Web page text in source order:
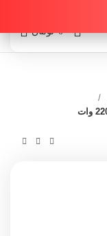
تومان 0